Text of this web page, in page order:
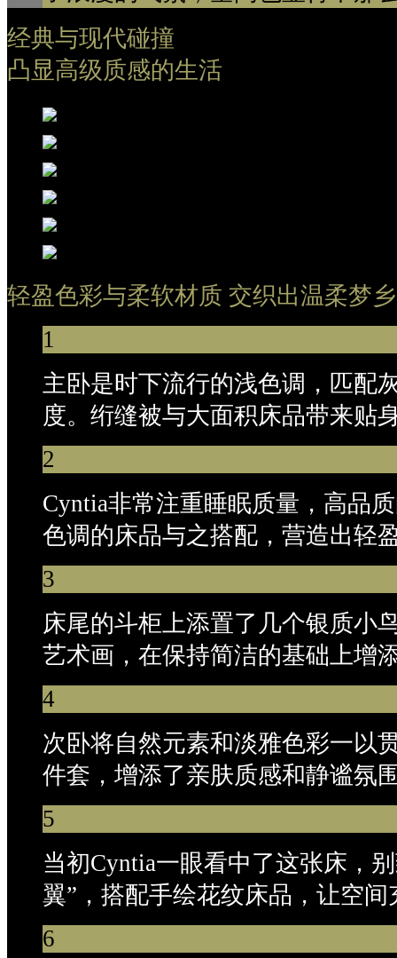
经典与现代碰撞
凸显高级质感的生活
轻盈色彩与柔软材质 交织出温柔梦乡
1
主卧是时下流行的浅色调，匹配
度。绗缝被与大面积床品带来贴
2
Cyntia非常注重睡眠质量，高品
色调的床品与之搭配，营造出轻
3
床尾的斗柜上添置了几个银质小
艺术画，在保持简洁的基础上增
4
次卧将自然元素和淡雅色彩一以
件套，增添了亲肤质感和静谧氛
5
当初Cyntia一眼看中了这张床，
翼”，搭配手绘花纹床品，让空
6